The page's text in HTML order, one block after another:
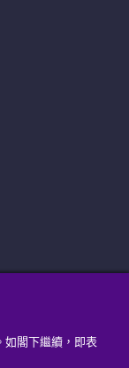
如閣下繼續，即表